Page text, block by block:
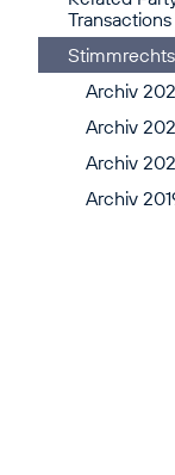
Transactions
Archiv
Archiv
Archiv
Archiv